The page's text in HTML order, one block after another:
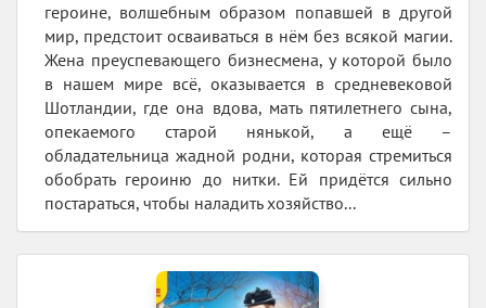
героине, волшебным образом попавшей в другой
мир, предстоит осваиваться в нём без всякой магии.
Жена преуспевающего бизнесмена, у которой было
в нашем мире всё, оказывается в средневековой
Шотландии, где она вдова, мать пятилетнего сына,
опекаемого старой нянькой, а ещё –
обладательница жадной родни, которая стремиться
обобрать героиню до нитки. Ей придётся сильно
постараться, чтобы наладить хозяйство...